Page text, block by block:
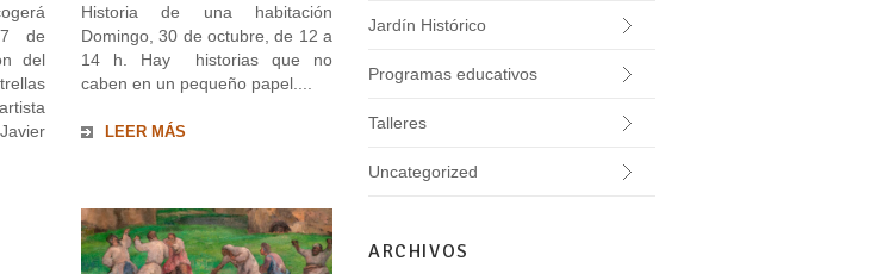
de
del
Historia de una habitación
Domingo, 30 de octubre, de 12 a
14 h. Hay historias que no
caben en un pequeño papel....
LEER MÁS
Jardín Histórico
Programas educativos
Talleres
Uncategorized
ARCHIVOS